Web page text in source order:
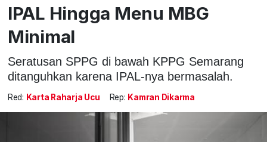
IPAL Hingga Menu MBG
Minimal
Seratusan SPPG di bawah KPPG Semarang
ditanguhkan karena IPAL-nya bermasalah.
Red: Karta Raharja Ucu Rep: Kamran Dikarma